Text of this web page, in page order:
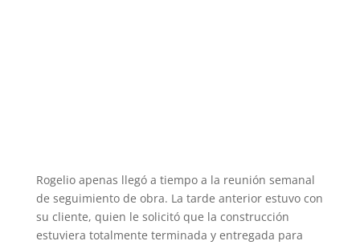
Rogelio apenas llegó a tiempo a la reunión semanal
de seguimiento de obra. La tarde anterior estuvo con
su cliente, quien le solicitó que la construcción
estuviera totalmente terminada y entregada para